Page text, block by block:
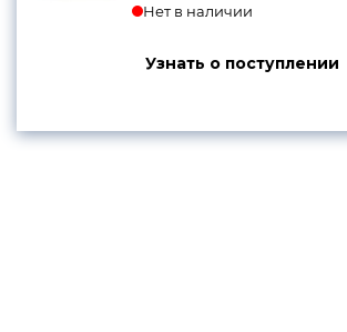
Нет в наличии
Узнать о поступлении